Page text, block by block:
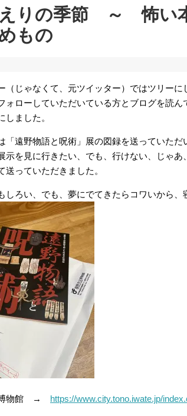
りの季節 ～ 怖い
もの
（じゃなくて、元ツイッター）ではツリー
ォローしていただいている方とブログを読
しました。
「遠野物語と呪術」展の図録を送っていた
示を見に行きたい、でも、行けない、じゃ
送っていただきました。
しろい、でも、夢にでてきたらコワいから、
博物館 → https://www.city.tono.iwate.jp/